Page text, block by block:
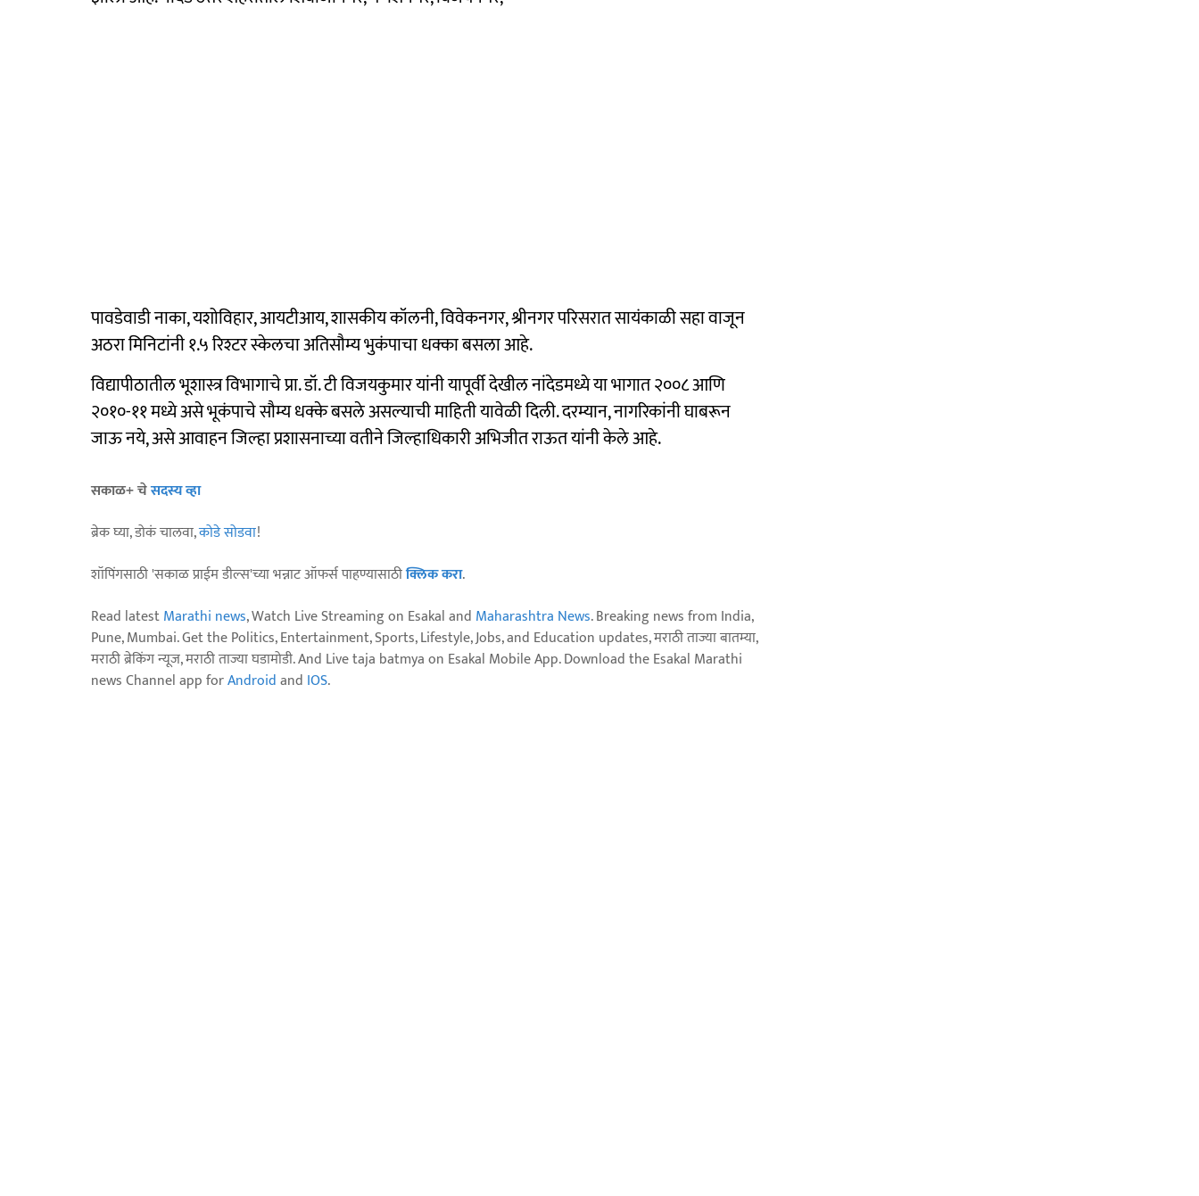
पावडेवाडी नाका, यशोविहार, आयटीआय, शासकीय कॉलनी, विवेकनगर, श्रीनगर परिसरात सायंकाळी सहा वाजून
अठरा मिनिटांनी १.५ रिश्टर स्केलचा अतिसौम्य भुकंपाचा धक्का बसला आहे.
विद्यापीठातील भूशास्त्र विभागाचे प्रा. डॉ. टी विजयकुमार यांनी यापूर्वी देखील नांदेडमध्ये या भागात २००८ आणि
२०१०-११ मध्ये असे भूकंपाचे सौम्य धक्के बसले असल्याची माहिती यावेळी दिली. दरम्यान, नागरिकांनी घाबरून
जाऊ नये, असे आवाहन जिल्हा प्रशासनाच्या वतीने जिल्हाधिकारी अभिजीत राऊत यांनी केले आहे.
सकाळ+ चेसदस्य व्हा
ब्रेक घ्या, डोकं चालवा,कोडे सोडवा!
शॉपिंगसाठी 'सकाळ प्राईम डील्स'च्या भन्नाट ऑफर्स पाहण्यासाठीक्लिक करा.
Read latestMarathi news, Watch Live Streaming on Esakal and Maharashtra News. Breaking news from India,
Pune, Mumbai. Get the Politics, Entertainment, Sports, Lifestyle, Jobs, and Education updates, मराठी ताज्या बातम्या,
मराठी ब्रेकिंग न्यूज, मराठी ताज्या घडामोडी. And Live taja batmya on Esakal Mobile App. Download the Esakal Marathi
news Channel app forAndroidand IOS.